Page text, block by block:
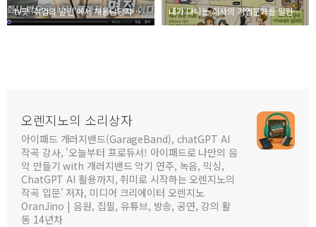
tv팟 '취업의 달인'에서 채용담당자로 인터뷰 하다 내가 다니는 회사의 기업문화를 말한다.
오렌지노의 소리상자
아이패드 개러지밴드(GarageBand), chatGPT AI
작곡 강사, '오늘부터 프로듀서! 아이패드로 나만의 음
악 만들기 with 개러지밴드 악기 연주, 녹음, 믹싱,
ChatGPT AI 활용까지, 취미로 시작하는 오렌지노의
작곡 입문' 저자, 미디어 크리에이터 오렌지노
OranJino | 음원, 집필, 유튜브, 방송, 공연, 강의 활
동 14년차